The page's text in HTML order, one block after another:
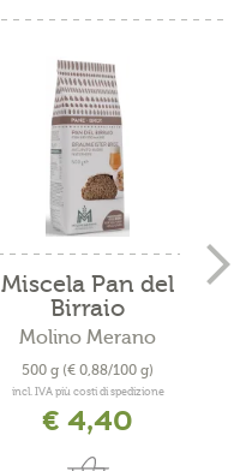
Miscela Pan del
Birraio
Molino Merano
500 g (€ 0,88/100 g)
incl. IVA più costi di spedizione
€ 4,40